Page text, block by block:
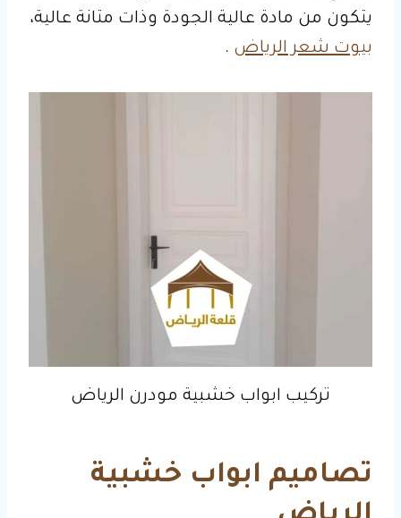
يتكون من مادة عالية الجودة وذات متانة عالية،
بيوت شعر الرياض .
تركيب ابواب خشبية مودرن الرياض
تصاميم ابواب خشبية